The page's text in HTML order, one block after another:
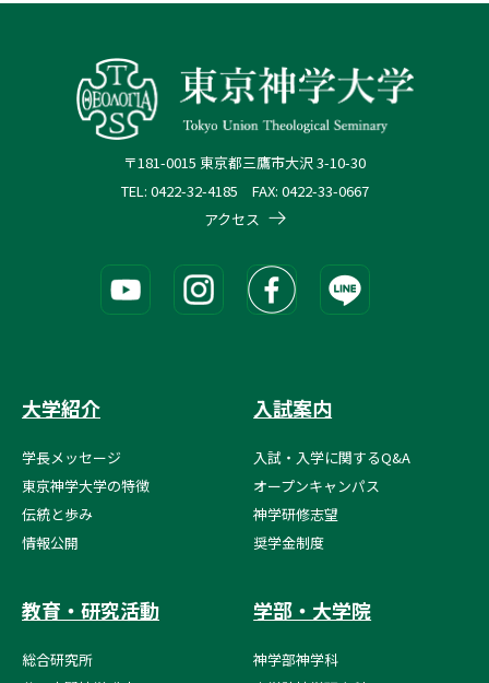
〒181-0015 東京都三鷹市大沢 3-10-30
TEL: 0422-32-4185 FAX: 0422-33-0667
アクセス
大学紹介
学長メッセージ
東京神学大学の特徴
伝統と歩み
情報公開
入試案内
入試・入学に関するQ&A
オープンキャンパス
神学研修志望
奨学金制度
教育・研究活動
総合研究所
学部・大学院
神学部神学科